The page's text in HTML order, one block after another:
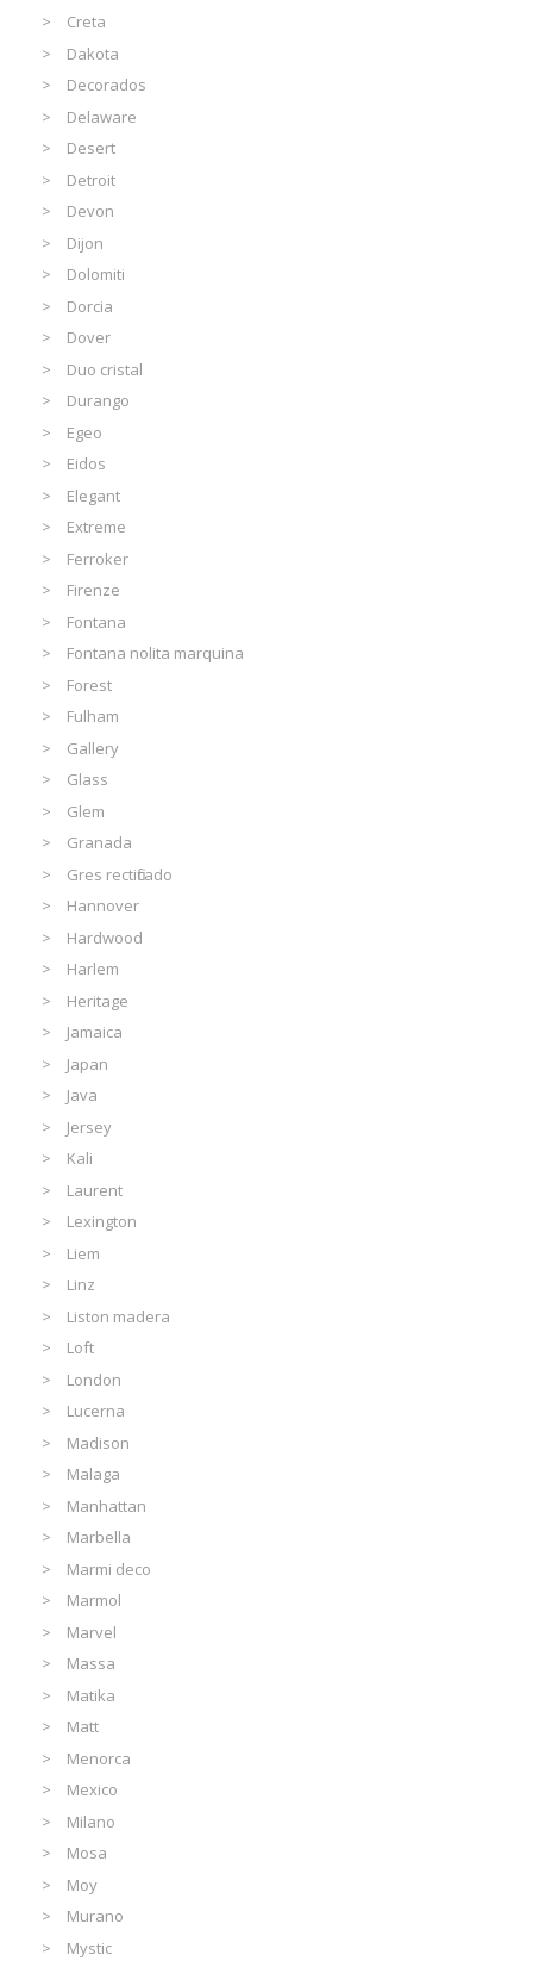
Creta
Dakota
Decorados
Delaware
Desert
Detroit
Devon
Dijon
Dolomiti
Dorcia
Dover
Duo cristal
Durango
Egeo
Eidos
Elegant
Extreme
Ferroker
Firenze
Fontana
Fontana nolita marquina
Forest
Fulham
Gallery
Glass
Glem
Granada
Gres rectificado
Hannover
Hardwood
Harlem
Heritage
Jamaica
Japan
Java
Jersey
Kali
Laurent
Lexington
Liem
Linz
Liston madera
Loft
London
Lucerna
Madison
Malaga
Manhattan
Marbella
Marmi deco
Marmol
Marvel
Massa
Matika
Matt
Menorca
Mexico
Milano
Mosa
Moy
Murano
Mystic